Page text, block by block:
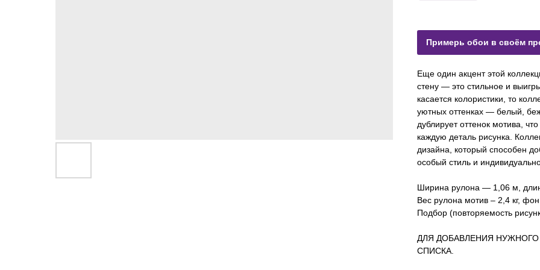
Примерь обои в своём
Еще один акцент этой
стену — это стильное и
касается колористики, то
уютных оттенках — белый,
дублирует оттенок мотива,
каждую деталь рисунка.
дизайна, который способен
особый стиль и
Ширина рулона — 1,06 м,
Вес рулона мотив – 2,4 кг, фон
Подбор (повторяемость
ДЛЯ ДОБАВЛЕНИЯ
СПИСКА.